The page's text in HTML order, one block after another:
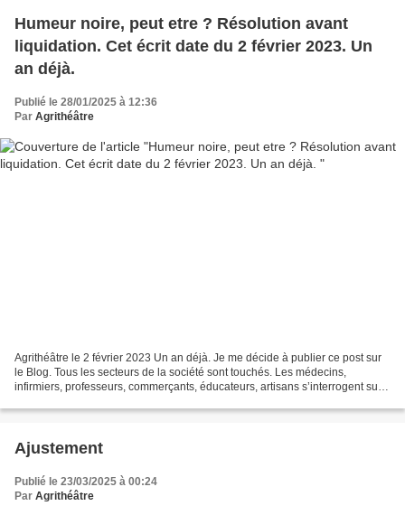
Humeur noire, peut etre ? Résolution avant
liquidation. Cet écrit date du 2 février 2023. Un
an déjà.
Publié le 28/01/2025 à 12:36
Par Agrithéâtre
Agrithéâtre le 2 février 2023 Un an déjà. Je me décide à publier ce post sur
le Blog. Tous les secteurs de la société sont touchés. Les médecins,
infirmiers, professeurs, commerçants, éducateurs, artisans s’interrogent sur
Ajustement
Publié le 23/03/2025 à 00:24
Par Agrithéâtre